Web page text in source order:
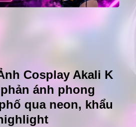
Cosplay Akali K
ánh phong
qua neon, khẩu